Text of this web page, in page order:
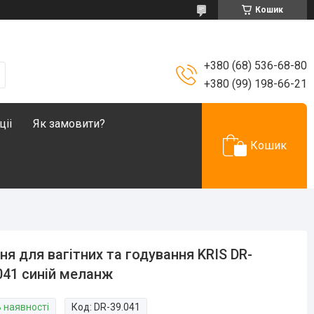
Кошик
+380 (68) 536-68-80
+380 (99) 198-66-21
Як замовити?
Кошик
для вагітних та годування KRIS DR-
синій меланж
наявності Код: DR-39.041